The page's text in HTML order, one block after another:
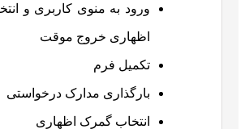
ورود به منوی کاربری و
اظهاری خروج موقت
تکمیل فرم
بارگذاری مدارک درخواستی
انتخاب گمرک اظهاری